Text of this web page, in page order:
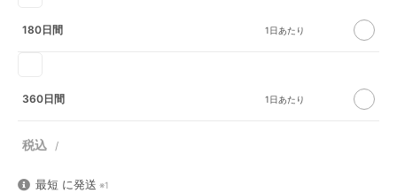
180日間
360日間
最短 に発送 ※1